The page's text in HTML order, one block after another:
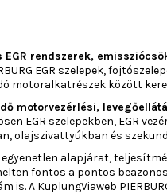
rendszerek,
EGR szelepek,
motoralkatrészek között
motorvezérlési,
EGR szelepekben, EGR
olajszivattyúkban és
alapjárat,
fontos a pontos
is. A KuplungViaweb